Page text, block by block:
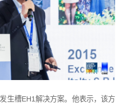
生槽EH1解决方案。他表示，该方